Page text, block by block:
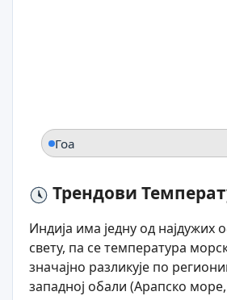
Гоа
Трендови
Индија има једну од најдужих
свету, па се температура
значајно разликује по
западној обали (Арапско море,